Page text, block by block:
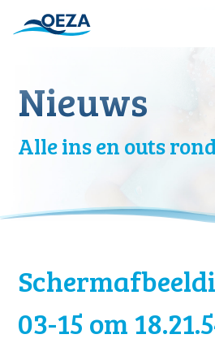
Nieuws
Alle ins en outs
03-15 om